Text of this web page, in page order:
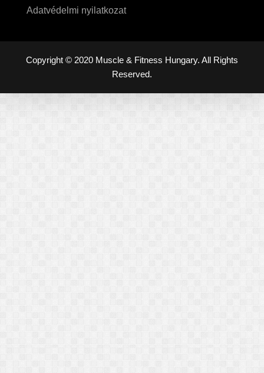
Adatvédelmi nyilatkozat
Copyright © 2020 Muscle & Fitness Hungary. All Rights
Reserved.